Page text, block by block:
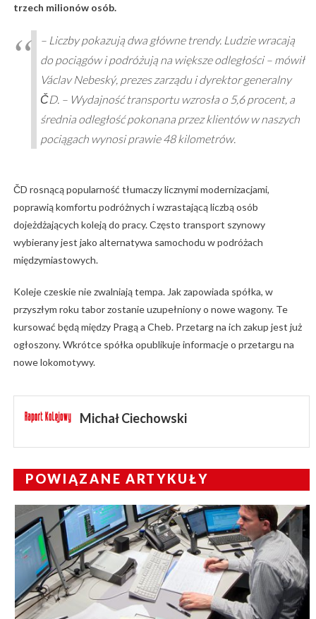
trzech milionów osób.
– Liczby pokazują dwa główne trendy. Ludzie wracają
do pociągów i podróżują na większe odległości – mówił
Václav Nebeský, prezes zarządu i dyrektor generalny
ČD. – Wydajność transportu wzrosła o 5,6 procent, a
średnia odległość pokonana przez klientów w naszych
pociągach wynosi prawie 48 kilometrów.
ČD rosnącą popularność tłumaczy licznymi modernizacjami,
poprawią komfortu podróżnych i wzrastającą liczbą osób
dojeżdżających koleją do pracy. Często transport szynowy
wybierany jest jako alternatywa samochodu w podróżach
międzymiastowych.
Koleje czeskie nie zwalniają tempa. Jak zapowiada spółka, w
przyszłym roku tabor zostanie uzupełniony o nowe wagony. Te
kursować będą między Pragą a Cheb. Przetarg na ich zakup jest już
ogłoszony. Wkrótce spółka opublikuje informacje o przetargu na
nowe lokomotywy.
Michał Ciechowski
POWIĄZANE ARTYKUŁY